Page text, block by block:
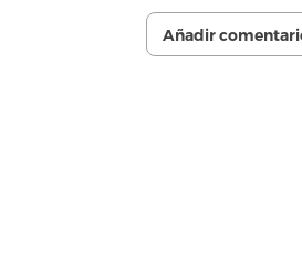
Añadir